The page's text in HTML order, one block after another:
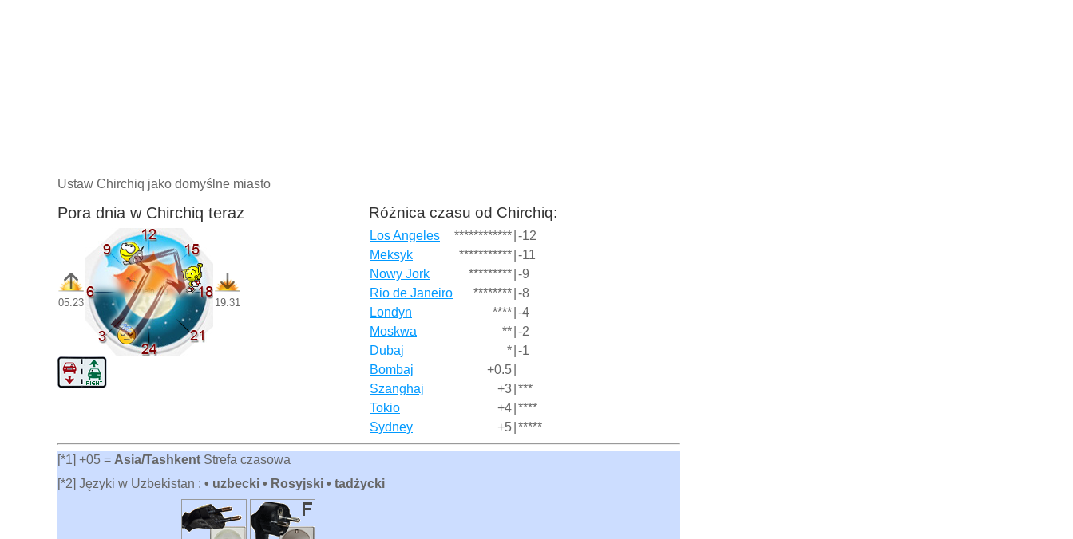
Ustaw Chirchiq jako domyślne miasto
Pora dnia w Chirchiq teraz
05:23 19:31
Różnica czasu od Chirchiq:
Los Angeles ************ -12
Meksyk
*********** -11
Nowy Jork
********* -9
Rio de Janeiro
******** -8
Londyn
**** -4
Moskwa
** -2
Dubaj
* -1
Bombaj
+0.5
Szanghaj
+3 ***
Tokio
+4 ****
Sydney
+5 *****
[*1] +05 = Asia/Tashkent Strefa czasowa
[*2] Języki w Uzbekistan : • uzbecki • Rosyjski • tadżycki